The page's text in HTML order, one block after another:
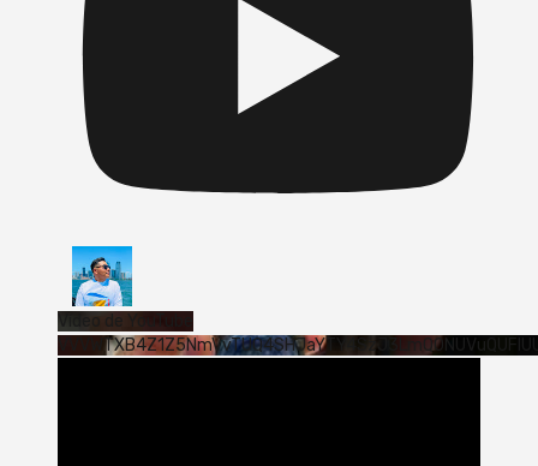
Vídeo de YouTube